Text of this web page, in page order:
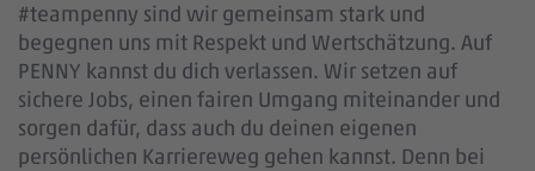
#teampenny sind wir gemeinsam stark und
begegnen uns mit Respekt und Wertschätzung. Auf
PENNY kannst du dich verlassen. Wir setzen auf
sichere Jobs, einen fairen Umgang miteinander und
sorgen dafür, dass auch du deinen eigenen
persönlichen Karriereweg gehen kannst. Denn bei